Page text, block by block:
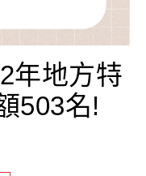
年地方特
503名!